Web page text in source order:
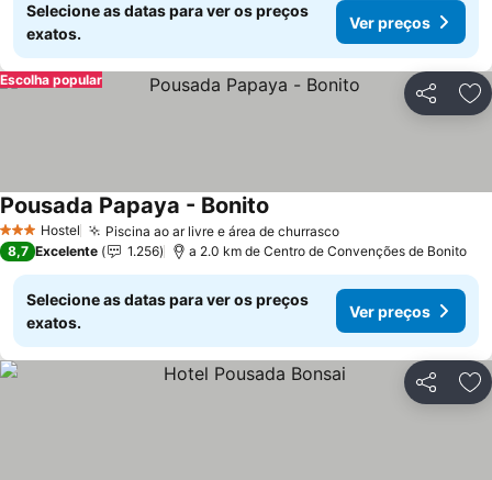
Selecione as datas para ver os preços
exatos.
Ver preços
Partilhar
Escolha popular
3 EstrelasHostel Piscina ao ar livre e área de churrascoVer preços
Pousada Papaya - Bonito
8,7 Excelente 1.256 a 2.0 km de Centro de Convenções de Bonito
Selecione as datas para ver os preços
exatos.
Ver preços
Partilhar